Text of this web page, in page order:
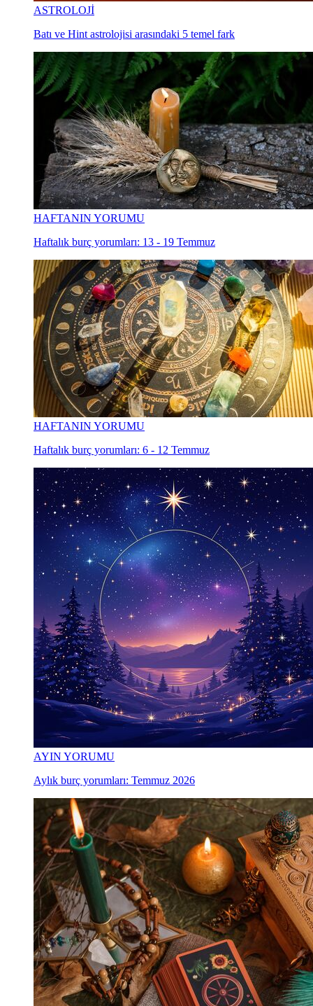
ASTROLOJİ
Batı ve Hint astrolojisi arasındaki 5 temel fark
HAFTANIN YORUMU
Haftalık burç yorumları: 13 - 19 Temmuz
HAFTANIN YORUMU
Haftalık burç yorumları: 6 - 12 Temmuz
AYIN YORUMU
Aylık burç yorumları: Temmuz 2026